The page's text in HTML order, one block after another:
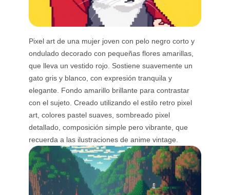
Pixel art de una mujer joven con pelo negro corto y
ondulado decorado con pequeñas flores amarillas,
que lleva un vestido rojo. Sostiene suavemente un
gato gris y blanco, con expresión tranquila y
elegante. Fondo amarillo brillante para contrastar
con el sujeto. Creado utilizando el estilo retro pixel
art, colores pastel suaves, sombreado pixel
detallado, composición simple pero vibrante, que
recuerda a las ilustraciones de anime vintage.